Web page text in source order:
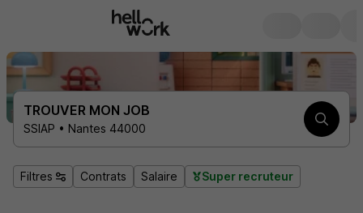
TROUVER MON JOB
SSIAP • Nantes 44000
Filtres Contrats Salaire Super recruteur